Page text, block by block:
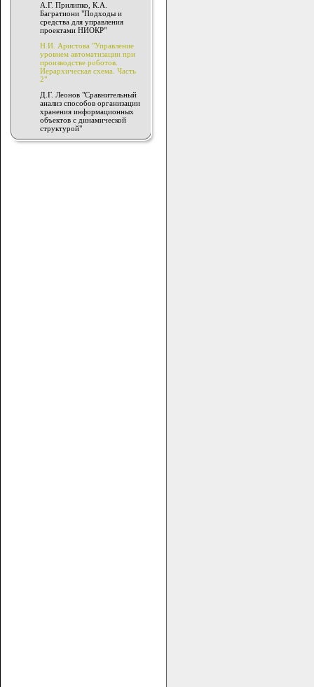
А.Г. Прилипко, К.А.
Багратиони "Подходы и
средства для управления
проектами НИОКР"
Н.И. Аристова "Управление
уровнем автоматизации при
производстве роботов.
Иерархическая схема. Часть
2"
Д.Г. Леонов "Сравнительный
анализ способов организации
хранения информационных
объектов с динамической
структурой"